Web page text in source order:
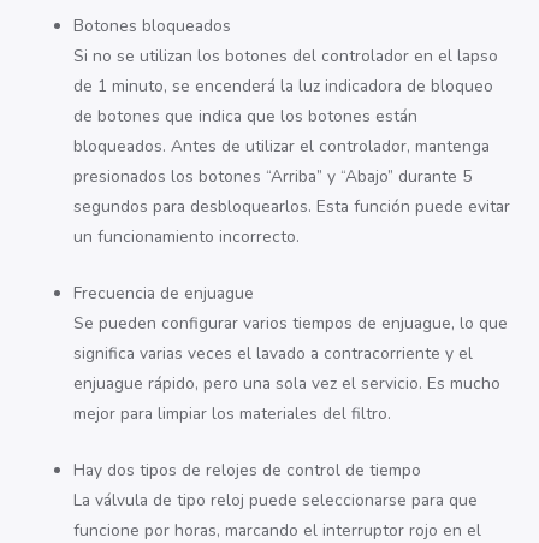
Botones bloqueados
Si no se utilizan los botones del controlador en el lapso
de 1 minuto, se encenderá la luz indicadora de bloqueo
de botones que indica que los botones están
bloqueados. Antes de utilizar el controlador, mantenga
presionados los botones “Arriba” y “Abajo” durante 5
segundos para desbloquearlos. Esta función puede evitar
un funcionamiento incorrecto.
Frecuencia de enjuague
Se pueden configurar varios tiempos de enjuague, lo que
significa varias veces el lavado a contracorriente y el
enjuague rápido, pero una sola vez el servicio. Es mucho
mejor para limpiar los materiales del filtro.
Hay dos tipos de relojes de control de tiempo
La válvula de tipo reloj puede seleccionarse para que
funcione por horas, marcando el interruptor rojo en el